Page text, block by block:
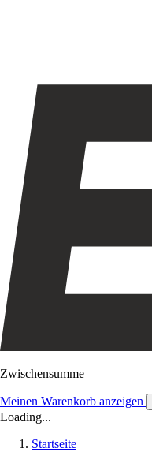
Zwischensumme
Meinen Warenkorb anzeigen
Loading...
Startseite